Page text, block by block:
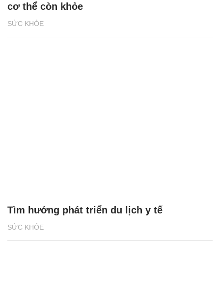
SỨC KHỎE
cơ thể còn khỏe
SỨC KHỎE
Tìm hướng phát triển du lịch y tế